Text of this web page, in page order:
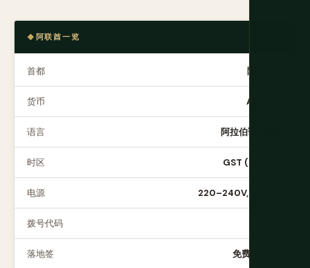
阿联酋一览
首都 阿布扎比
货币
语言 阿拉伯语 / 英语
时区 GST (UTC+4)
电源 220–240V, Type G
拨号代码
落地签 免费，30 天